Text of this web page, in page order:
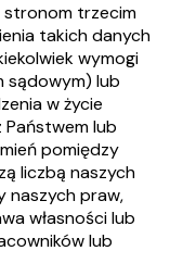
stronom trzecim
takich danych
wymogi
sądowym) lub
w życie
lub
pomiędzy
liczbą naszych
naszych praw,
własności lub
lub